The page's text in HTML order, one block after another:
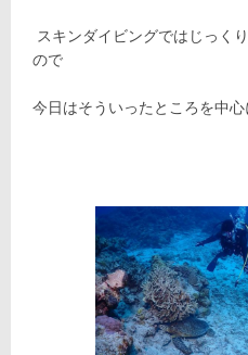
スキンダイビングではじっく
ので
今日はそういったところを中心